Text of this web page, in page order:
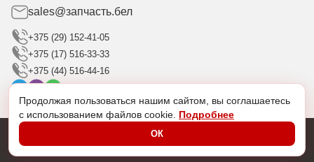
sales@запчасть.бел
+375 (29) 152-41-05
+375 (17) 516-33-33
+375 (44) 516-44-16
Продолжая пользоваться нашим сайтом, вы соглашаетесь
с использованием файлов cookie. Подробнее
ОК